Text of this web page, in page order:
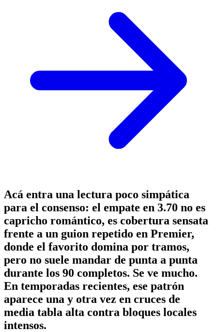
Acá entra una lectura poco simpática
para el consenso: el empate en 3.70 no es
capricho romántico, es cobertura sensata
frente a un guion repetido en Premier,
donde el favorito domina por tramos,
pero no suele mandar de punta a punta
durante los 90 completos. Se ve mucho.
En temporadas recientes, ese patrón
aparece una y otra vez en cruces de
media tabla alta contra bloques locales
intensos.